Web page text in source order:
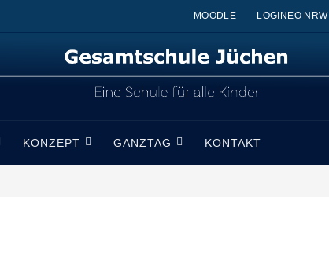
MOODLE LOGINEO NRW
KONZEPT GANZTAG KONTAKT